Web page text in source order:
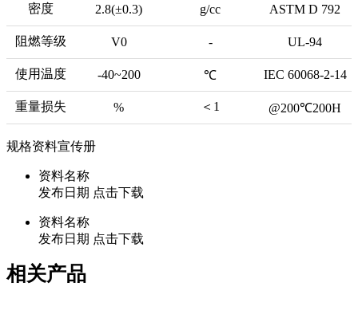
密度 2.8(±0.3) g/cc ASTM D 792
阻燃等级 V0 - UL-94
使用温度 -40~200 ℃ IEC 60068-2-14
重量损失 % ＜1 @200℃200H
规格资料宣传册
资料名称
发布日期 点击下载
资料名称
发布日期 点击下载
相关产品